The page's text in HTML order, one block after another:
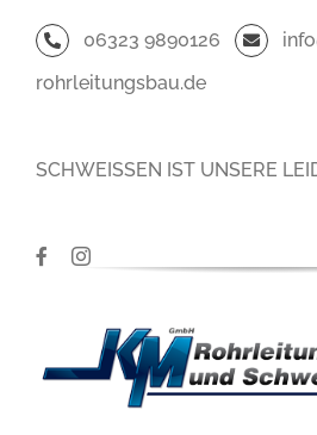
Inhalt
06323 9890126
rohrleitungsbau.de
SCHWEISSEN IST UNSERE